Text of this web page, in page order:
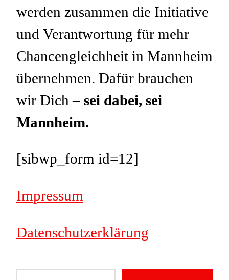
werden zusammen die Initiative
und Verantwortung für mehr
Chancengleichheit in Mannheim
übernehmen. Dafür brauchen
wir Dich –sei dabei, sei
Mannheim.
[sibwp_form id=12]
Impressum
Datenschutzerklärung